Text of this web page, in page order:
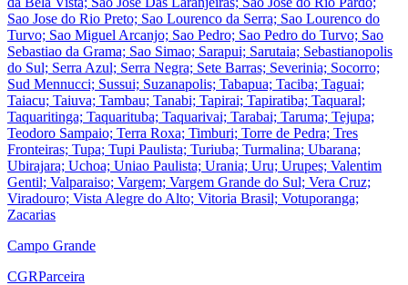
Sao Jose do Rio Preto; Sao Lourenco da Serra; Sao Lourenco do
Turvo; Sao Miguel Arcanjo; Sao Pedro; Sao Pedro do Turvo; Sao
Sebastiao da Grama; Sao Simao; Sarapui; Sarutaia; Sebastianopolis
do Sul; Serra Azul; Serra Negra; Sete Barras; Severinia; Socorro;
Sud Mennucci; Sussui; Suzanapolis; Tabapua; Taciba; Taguai;
Taiacu; Taiuva; Tambau; Tanabi; Tapirai; Tapiratiba; Taquaral;
Taquaritinga; Taquarituba; Taquarivai; Tarabai; Taruma; Tejupa;
Teodoro Sampaio; Terra Roxa; Timburi; Torre de Pedra; Tres
Fronteiras; Tupa; Tupi Paulista; Turiuba; Turmalina; Ubarana;
Ubirajara; Uchoa; Uniao Paulista; Urania; Uru; Urupes; Valentim
Gentil; Valparaiso; Vargem; Vargem Grande do Sul; Vera Cruz;
Viradouro; Vista Alegre do Alto; Vitoria Brasil; Votuporanga;
Zacarias
Campo Grande
CGRParceira